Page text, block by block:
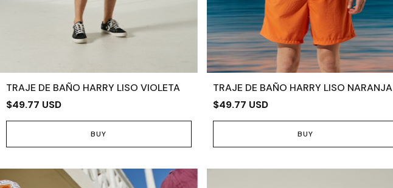
TRAJE DE BAÑO HARRY LISO VIOLETA
$49.77 USD
BUY
TRAJE DE BAÑO HARRY LISO NARANJA
$49.77 USD
BUY